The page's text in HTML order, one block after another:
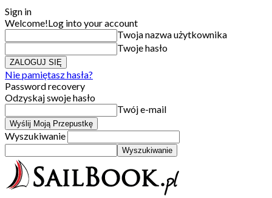
Sign in
Welcome!Log into your account
Twoja nazwa użytkownika
Twoje hasło
Nie pamiętasz hasła?
Password recovery
Odzyskaj swoje hasło
Twój e-mail
Wyszukiwanie